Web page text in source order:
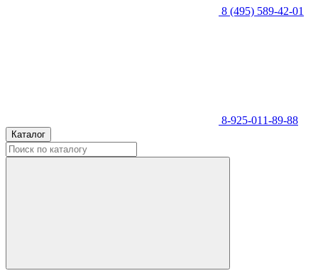
8 (495) 589-42-01
8-925-011-89-88
Каталог